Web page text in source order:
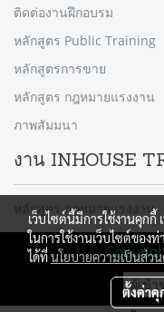
ติดต่องานฝึกอบรม
หลักสูตร Public Training
หลักสูตรการขาย
หลักสูตร กฎหมายแรงงาน
ภาพสัมมนา
งาน INHOUSE
หลักสูตร กฎหมายแรงงาน
ผู้เข้
เว็บไซต์นี้มีการใช้งานคุก
ในการใช้งานเว็บไซต์ของ
ได้ที่นโยบายความเป็นส่ว
ตั้งค่าคุ